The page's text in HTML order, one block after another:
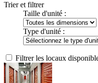
Trier et filtrer
Taille d'unité :
Type d'unité :
Filtrer les locaux